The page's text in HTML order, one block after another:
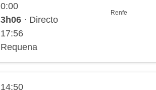
0:00
3h06 · Directo
17:56
Requena
Renfe
14:50